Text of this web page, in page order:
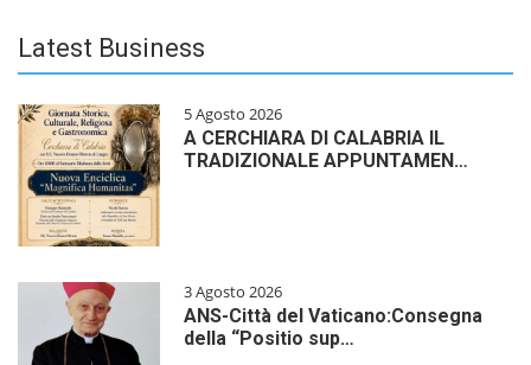
Latest Business
5 Agosto 2026
A CERCHIARA DI CALABRIA IL
TRADIZIONALE APPUNTAMEN…
3 Agosto 2026
ANS-Città del Vaticano:Consegna
della “Positio sup…